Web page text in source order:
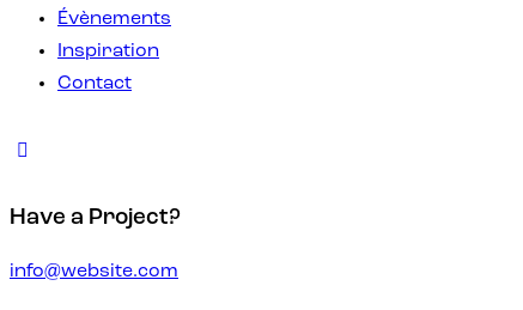
Évènements
Inspiration
Contact
Have a Project?
info@website.com